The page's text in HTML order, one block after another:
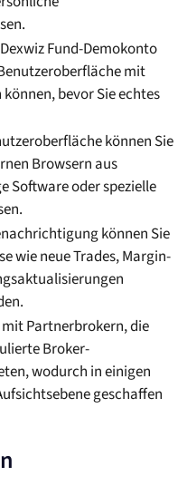
Fund-Demokonto
mit
bevor Sie echtes
können Sie
Browsern aus
Software oder spezielle
können Sie
wie neue Trades, Margin-
Partnerbrokern, die
Broker-
wodurch in einigen
geschaffen